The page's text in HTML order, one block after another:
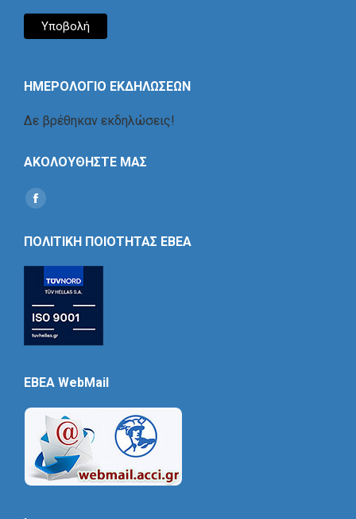
ΗΜΕΡΟΛΟΓΙΟ ΕΚΔΗΛΩΣΕΩΝ
Δε βρέθηκαν εκδηλώσεις!
ΑΚΟΛΟΥΘΗΣΤΕ ΜΑΣ
Find us on:
Social
ΠΟΛΙΤΙΚΗ ΠΟΙΟΤΗΤΑΣ ΕΒΕΑ
EBEA WebMail